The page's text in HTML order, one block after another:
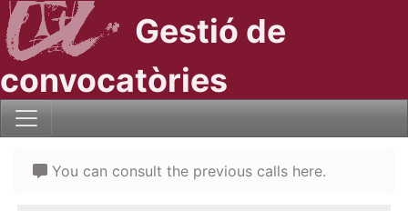
Gestió de
convocatòries
You can consult the previous calls here.